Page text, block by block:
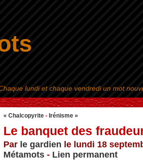
Aller au
« Chalcopyrite - Irénisme »
Le banquet des
Par le gardien le lundi 18
Métamots - Lien permanent
lundi et chaque vendredi un mot